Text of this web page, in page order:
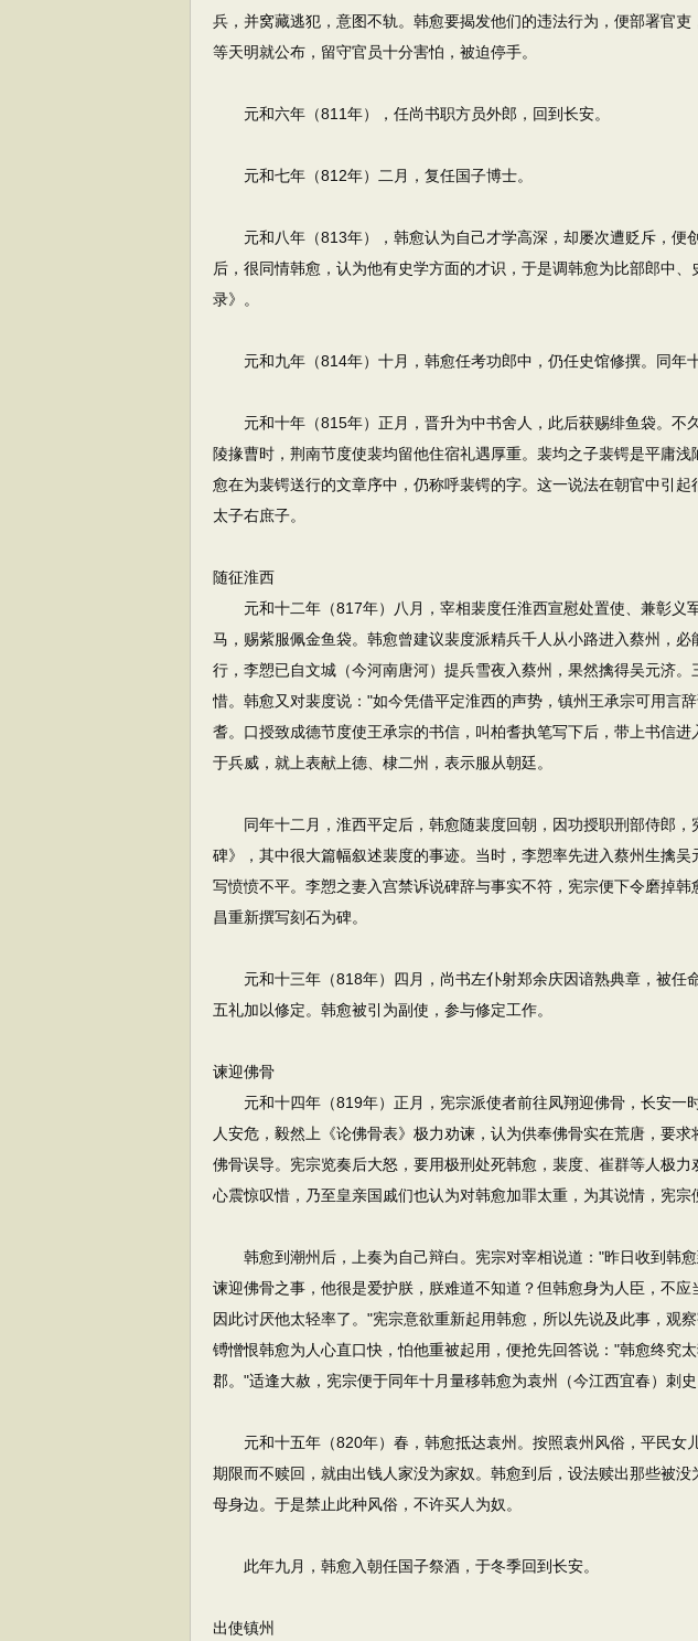
兵，并窝藏逃犯，意图不轨。韩愈要揭发他们的违法行为，便部署官吏
等天明就公布，留守官员十分害怕，被迫停手。
元和六年（811年），任尚书职方员外郎，回到长安。
元和七年（812年）二月，复任国子博士。
元和八年（813年），韩愈认为自己才学高深，却屡次遭贬斥，便
后，很同情韩愈，认为他有史学方面的才识，于是调韩愈为比部郎中
录》。
元和九年（814年）十月，韩愈任考功郎中，仍任史馆修撰。同年十
元和十年（815年）正月，晋升为中书舍人，此后获赐绯鱼袋。不
陵掾曹时，荆南节度使裴均留他住宿礼遇厚重。裴均之子裴锷是平庸
愈在为裴锷送行的文章序中，仍称呼裴锷的字。这一说法在朝官中引
太子右庶子。
随征淮西
元和十二年（817年）八月，宰相裴度任淮西宣慰处置使、兼彰义
马，赐紫服佩金鱼袋。韩愈曾建议裴度派精兵千人从小路进入蔡州，
行，李愬已自文城（今河南唐河）提兵雪夜入蔡州，果然擒得吴元济
惜。韩愈又对裴度说："如今凭借平定淮西的声势，镇州王承宗可用言
耆。口授致成德节度使王承宗的书信，叫柏耆执笔写下后，带上书信
于兵威，就上表献上德、棣二州，表示服从朝廷。
同年十二月，淮西平定后，韩愈随裴度回朝，因功授职刑部侍郎，
碑》，其中很大篇幅叙述裴度的事迹。当时，李愬率先进入蔡州生擒
写愤愤不平。李愬之妻入宫禁诉说碑辞与事实不符，宪宗便下令磨掉
昌重新撰写刻石为碑。
元和十三年（818年）四月，尚书左仆射郑余庆因谙熟典章，被任
五礼加以修定。韩愈被引为副使，参与修定工作。
谏迎佛骨
元和十四年（819年）正月，宪宗派使者前往凤翔迎佛骨，长安一
人安危，毅然上《论佛骨表》极力劝谏，认为供奉佛骨实在荒唐，要
佛骨误导。宪宗览奏后大怒，要用极刑处死韩愈，裴度、崔群等人极力
心震惊叹惜，乃至皇亲国戚们也认为对韩愈加罪太重，为其说情，宪宗
韩愈到潮州后，上奏为自己辩白。宪宗对宰相说道："昨日收到韩愈
谏迎佛骨之事，他很是爱护朕，朕难道不知道？但韩愈身为人臣，不
因此讨厌他太轻率了。"宪宗意欲重新起用韩愈，所以先说及此事，观
镈憎恨韩愈为人心直口快，怕他重被起用，便抢先回答说："韩愈终究
郡。"适逢大赦，宪宗便于同年十月量移韩愈为袁州（今江西宜春）刺史
元和十五年（820年）春，韩愈抵达袁州。按照袁州风俗，平民女
期限而不赎回，就由出钱人家没为家奴。韩愈到后，设法赎出那些被
母身边。于是禁止此种风俗，不许买人为奴。
此年九月，韩愈入朝任国子祭酒，于冬季回到长安。
出使镇州